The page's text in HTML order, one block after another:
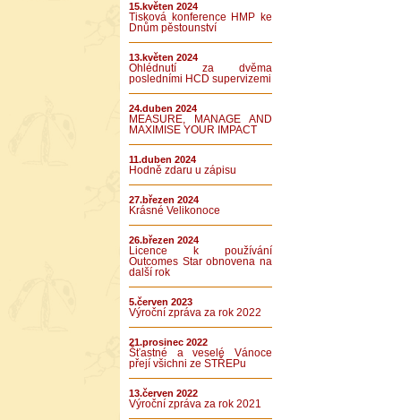
15.květen 2024
Tisková konference HMP ke
Dnům pěstounství
13.květen 2024
Ohlédnutí za dvěma
posledními HCD supervizemi
24.duben 2024
MEASURE, MANAGE AND
MAXIMISE YOUR IMPACT
11.duben 2024
Hodně zdaru u zápisu
27.březen 2024
Krásné Velikonoce
26.březen 2024
Licence k používání
Outcomes Star obnovena na
další rok
5.červen 2023
Výroční zpráva za rok 2022
21.prosinec 2022
Šťastné a veselé Vánoce
přejí všichni ze STŘEPu
13.červen 2022
Výroční zpráva za rok 2021